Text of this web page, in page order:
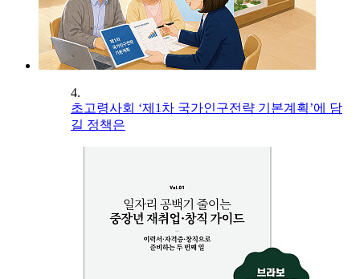
4.
초고령사회 ‘제1차 국가인구전략 기본계획’에 담
길 정책은